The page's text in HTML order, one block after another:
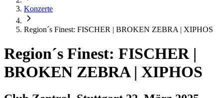
Konzerte
Region´s Finest: FISCHER | BROKEN ZEBRA | XIPHOS
Region´s Finest: FISCHER |
BROKEN ZEBRA | XIPHOS